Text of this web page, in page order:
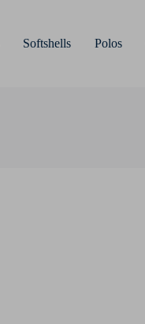
Softshells Polos